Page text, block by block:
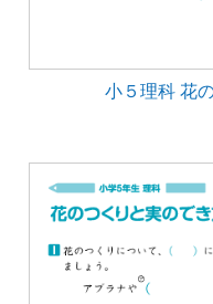
小５理科 花